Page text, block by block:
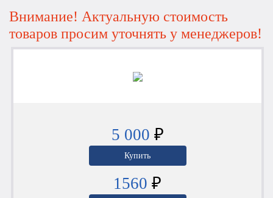
Внимание! Актуальную стоимость
товаров просим уточнять у менеджеров!
5 000 ₽
Купить
1560 ₽